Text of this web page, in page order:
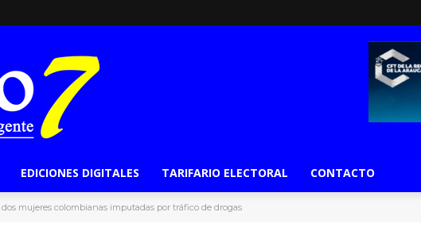
EDICIONES DIGITALES TARIFARIO ELECTORAL CONTACTO
mujeres colombianas imputadas por tráfico de drogas